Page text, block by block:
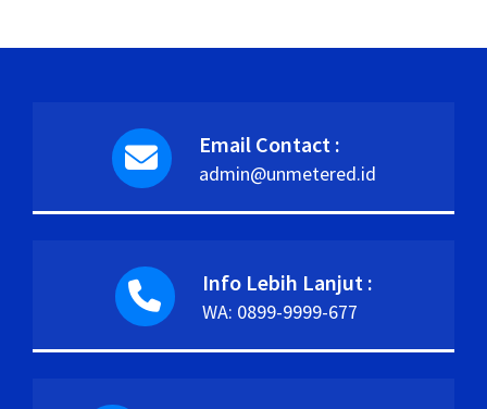
Email Contact :
admin@unmetered.id
Info Lebih Lanjut :
WA: 0899-9999-677